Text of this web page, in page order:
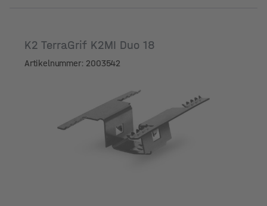
K2 TerraGrif K2MI Duo 18
Artikelnummer: 2003542